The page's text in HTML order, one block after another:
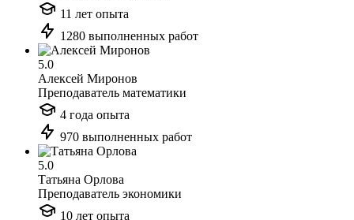
11 лет опыта
1280 выполненных работ
5.0
Алексей Миронов
Преподаватель математики
4 года опыта
970 выполненных работ
5.0
Татьяна Орлова
Преподаватель экономики
10 лет опыта